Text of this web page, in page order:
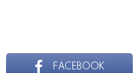
FACEBOOK